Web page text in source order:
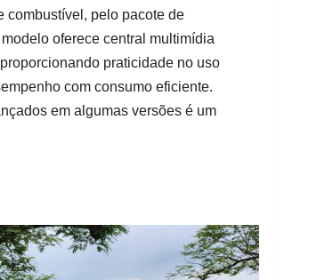
combustível, pelo pacote de
oferece central multimídia
praticidade no uso
com consumo eficiente.
em algumas versões é um